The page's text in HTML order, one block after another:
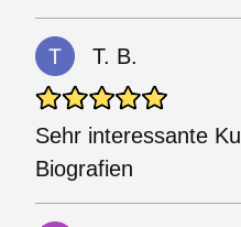
T. B.
Sehr interessante
Biografien